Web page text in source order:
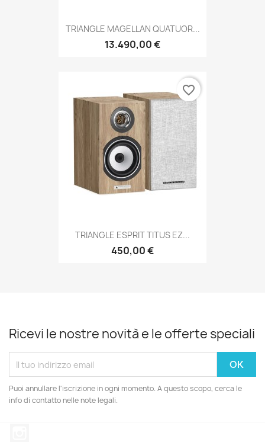
TRIANGLE MAGELLAN QUATUOR...
13.490,00 €
TRIANGLE ESPRIT TITUS EZ...
450,00 €
favorite_border
Ricevi le nostre novità e le offerte speciali
Puoi annullare l'iscrizione in ogni momento. A questo scopo, cerca le
info di contatto nelle note legali.